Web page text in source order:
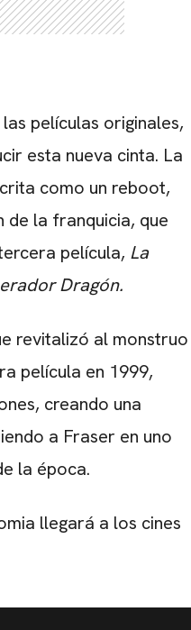
películas originales,
esta nueva cinta. La
como un reboot,
de la franquicia, que
película, La
Dragón.
revitalizó al monstruo
película en 1999,
creando una
a Fraser en uno
la época.
llegará a los cines